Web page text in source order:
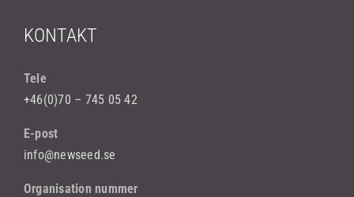
KONTAKT
Tele
+46(0)70 – 745 05 42
E-post
info@newseed.se
Organisation nummer